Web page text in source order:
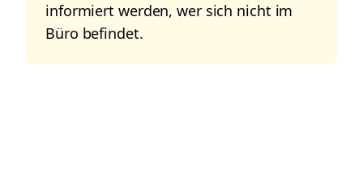
informiert werden, wer sich nicht im
Büro befindet.